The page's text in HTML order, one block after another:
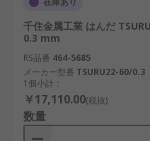
千住金属工業 はんだ
0.3 mm
RS品番 464-5685
メーカー型番 TSURU22-60/0.3
1個小計：
￥17,110.00(税抜)
数量